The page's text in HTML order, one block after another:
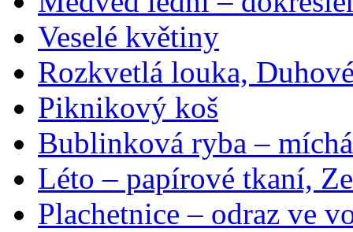
Veselé květiny
Rozkvetlá louka,
Piknikový koš
Bublinková ryba –
Léto – papírové tkaní,
Plachetnice – odraz ve